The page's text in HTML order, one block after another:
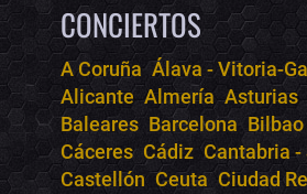
CONCIERTOS
A Coruña Álava - Vitoria-
Alicante Almería Asturias
Baleares Barcelona
Cáceres Cádiz Cantabria -
Castellón Ceuta Ciudad